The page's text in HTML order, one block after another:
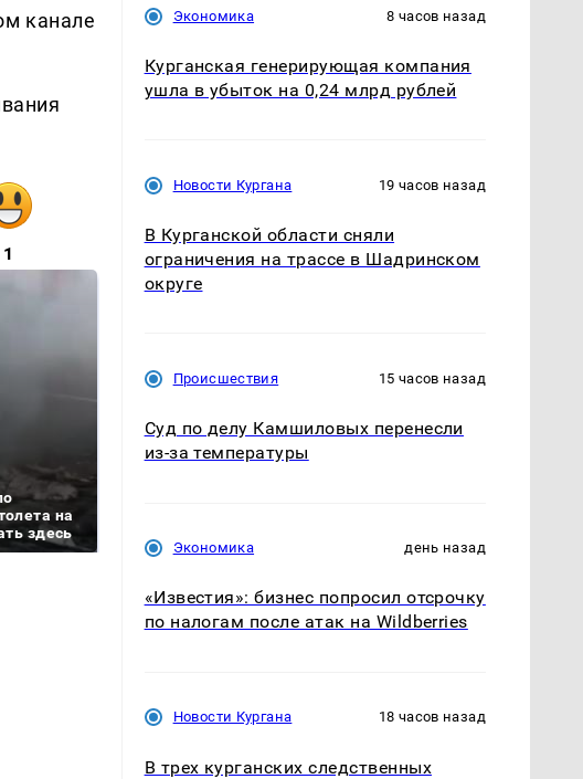
канале
1
на
здесь
Экономика 8 часов назад
Курганская генерирующая компания
ушла в убыток на 0,24 млрд рублей
Новости Кургана 19 часов назад
В Курганской области сняли
ограничения на трассе в Шадринском
округе
Происшествия 15 часов назад
Суд по делу Камшиловых перенесли
из-за температуры
Экономика день назад
«Известия»: бизнес попросил отсрочку
по налогам после атак на Wildberries
Новости Кургана 18 часов назад
В трех курганских следственных